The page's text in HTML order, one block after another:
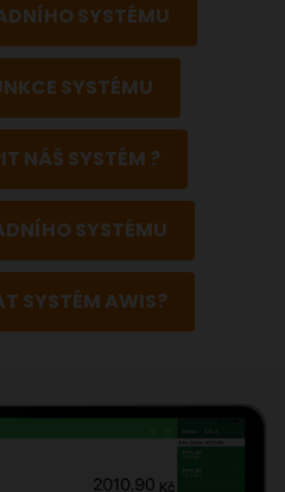
SYSTÉMU
SYSTÉMU
NÁŠ SYSTÉM ?
SYSTÉMU
SYSTÉM AWIS?